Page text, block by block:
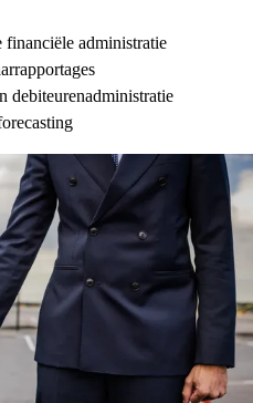
administratie
debiteurenadministratie